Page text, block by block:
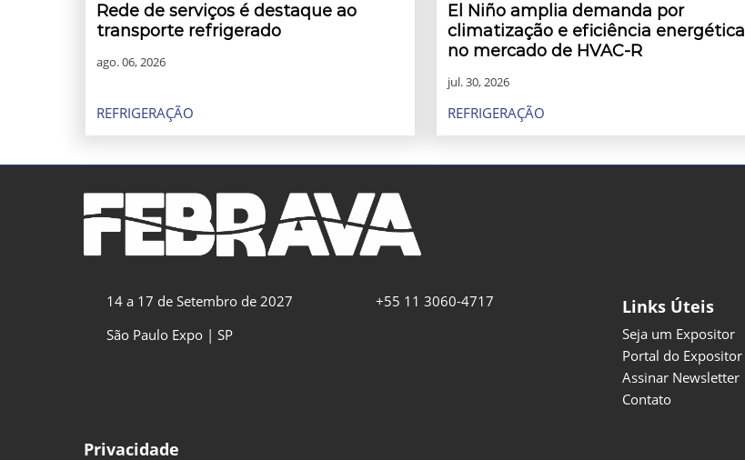
Rede de serviços é destaque ao
transporte refrigerado
ago. 06, 2026
REFRIGERAÇÃO
El Niño amplia demanda por
climatização e eficiência energética
no mercado de HVAC-R
jul. 30, 2026
REFRIGERAÇÃO
14 a 17 de Setembro de 2027
São Paulo Expo | SP
+55 11 3060-4717 Links Úteis
Seja um Expositor
Portal do Expositor
Assinar Newsletter
Contato
Privacidade